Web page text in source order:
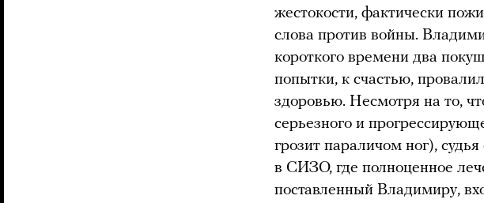
жестокости, фактически
слова против войны.
короткого времени два
попытки, к счастью,
здоровью. Несмотря на то,
серьезного и
грозит параличом ног),
в СИЗО, где полноценное
поставленный Владимиру,